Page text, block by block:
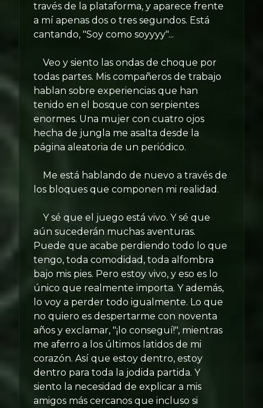
través de la plataforma, y aparece frente
a mí apenas dos o tres segundos. Está
cantando, "Soy como soyyyy"...
Veo y siento las ondas de choque por
todas partes. Mis compañeros de trabajo
hablan sobre experiencias que han
tenido en el bosque con serpientes
enormes. Una mujer con cuatro ojos
hecha de jungla me asalta desde la
página aleatoria de un periódico.
Me está hablando de nuevo a través de
los bloques que componen mi realidad.
Y sé que el juego está vivo. Y sé que
aún sucederán muchas aventuras.
Puede que acabe perdiendo todo lo que
tengo, toda comodidad, toda alfombra
bajo mis pies. Pero estoy vivo, y eso es lo
único que realmente importa. Y además,
lo voy a perder todo igualmente. Lo que
no quiero es despertarme con noventa
años y exclamar, "¡lo conseguí!", mientras
me aferro a los últimos latidos de mi
corazón. Así que estoy dentro, estoy
dentro para toda la jodida partida. Y
siento la necesidad de explicar a mis
amigos más cercanos que incluso si